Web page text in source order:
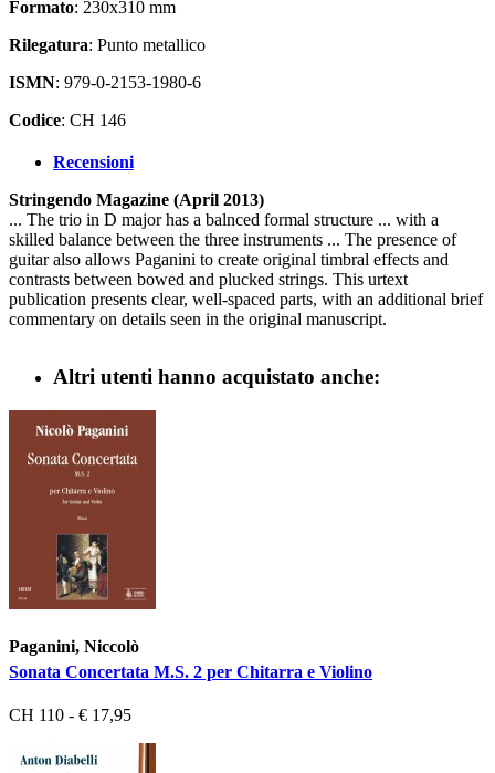
Formato: 230x310 mm
Rilegatura: Punto metallico
ISMN: 979-0-2153-1980-6
Codice: CH 146
Recensioni
Stringendo Magazine (April 2013)
... The trio in D major has a balnced formal structure ... with a
skilled balance between the three instruments ... The presence of
guitar also allows Paganini to create original timbral effects and
contrasts between bowed and plucked strings. This urtext
publication presents clear, well-spaced parts, with an additional brief
commentary on details seen in the original manuscript.
Altri utenti hanno acquistato anche:
Paganini, Niccolò
Sonata Concertata M.S. 2 per Chitarra e Violino
CH 110 - € 17,95